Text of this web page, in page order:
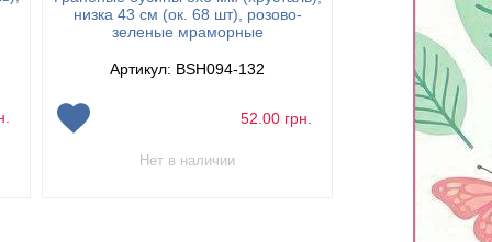
низка 43 см (ок. 68 шт), розово-
зеленые мраморные
Артикул: BSH094-132
52.00 грн.
Нет в наличии
низка 43 см
красные с
Артикул: